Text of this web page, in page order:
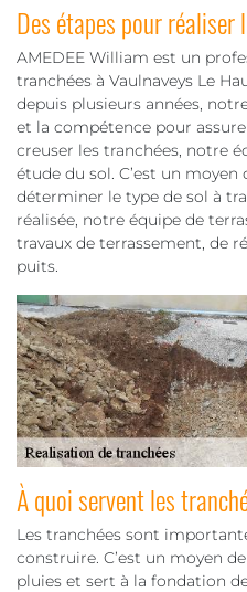
Des étapes pour réaliser
AMEDEE William est un
tranchées à Vaulnaveys Le
depuis plusieurs années,
et la compétence pour
creuser les tranchées, notre
étude du sol. C’est un
déterminer le type de sol à
réalisée, notre équipe de
travaux de terrassement, de
puits.
À quoi servent les
Les tranchées sont
construire. C’est un moyen
pluies et sert à la fondation